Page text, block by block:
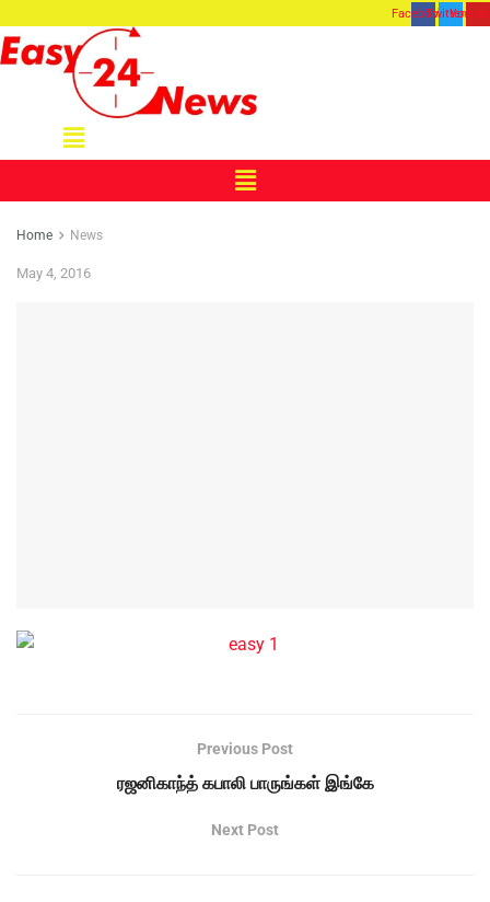
FacebookTwitter
Menu
Menu
Home News
May 4, 2016
Previous Post
ரஜனிகாந்த் கபாலி பாருங்கள் இங்கே
Next Post